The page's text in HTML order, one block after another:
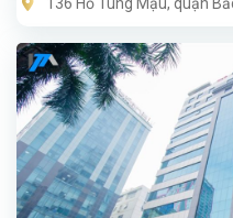
136 Hồ Tùng Mậu, quận